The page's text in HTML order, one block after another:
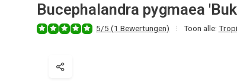
Bucephalandra pygmaea
5/5 (1 Bewertungen) Toon alle: